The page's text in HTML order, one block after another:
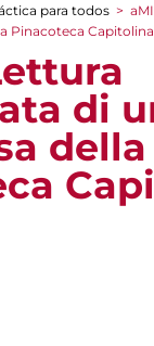
para todos >
Pinacoteca Capitolina
di
della